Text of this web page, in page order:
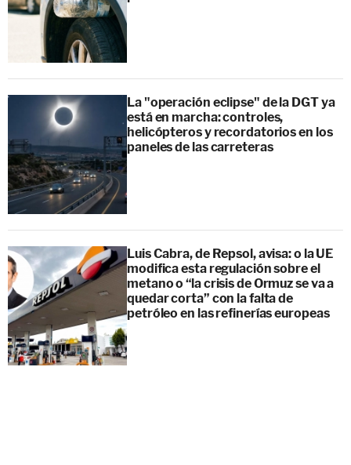
La "operación eclipse" de la DGT ya
está en marcha: controles,
helicópteros y recordatorios en los
paneles de las carreteras
Luis Cabra, de Repsol, avisa: o la UE
modifica esta regulación sobre el
metano o “la crisis de Ormuz se va a
quedar corta” con la falta de
petróleo en las refinerías europeas